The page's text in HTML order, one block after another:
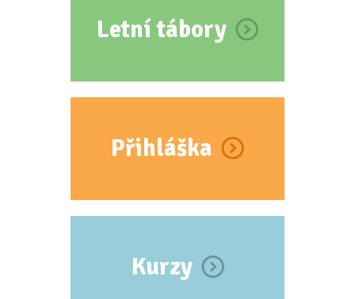
Letní tábory
Přihláška
Kurzy